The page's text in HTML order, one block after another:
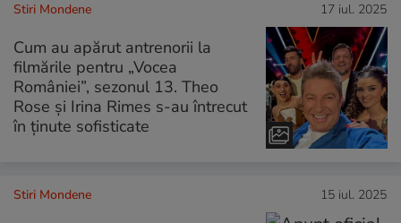
Stiri Mondene 17 iul. 2025
Cum au apărut antrenorii la
filmările pentru „Vocea
României”, sezonul 13. Theo
Rose și Irina Rimes s-au întrecut
în ținute sofisticate
Stiri Mondene 15 iul. 2025